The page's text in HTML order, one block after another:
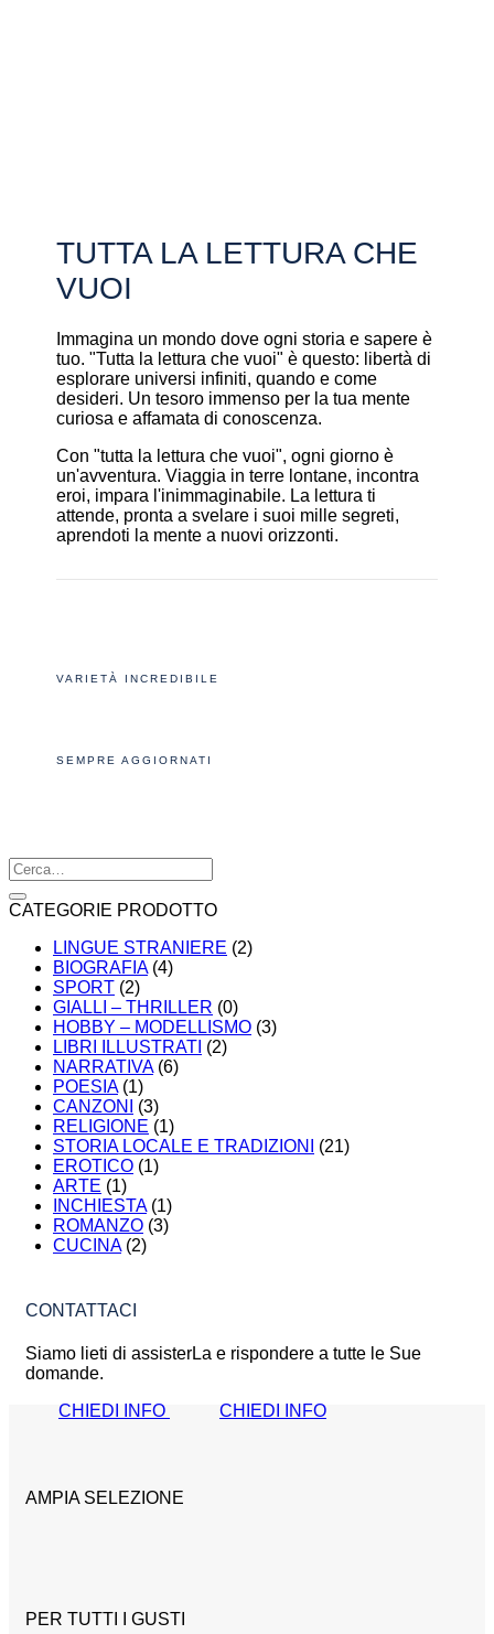
TUTTA LA LETTURA CHE
VUOI
Immagina un mondo dove ogni storia e sapere è
tuo. "Tutta la lettura che vuoi" è questo: libertà di
esplorare universi infiniti, quando e come
desideri. Un tesoro immenso per la tua mente
curiosa e affamata di conoscenza.
Con "tutta la lettura che vuoi", ogni giorno è
un'avventura. Viaggia in terre lontane, incontra
eroi, impara l'inimmaginabile. La lettura ti
attende, pronta a svelare i suoi mille segreti,
aprendoti la mente a nuovi orizzonti.
VARIETÀ INCREDIBILE
SEMPRE AGGIORNATI
Cerca:
CATEGORIE PRODOTTO
LINGUE STRANIERE (2)
BIOGRAFIA (4)
SPORT (2)
GIALLI – THRILLER (0)
HOBBY – MODELLISMO (3)
LIBRI ILLUSTRATI (2)
NARRATIVA (6)
POESIA (1)
CANZONI
(3)
RELIGIONE (1)
STORIA LOCALE E TRADIZIONI
(21)
EROTICO (1)
ARTE (1)
INCHIESTA (1)
ROMANZO (3)
CUCINA (2)
CONTATTACI
Siamo lieti di assisterLa e rispondere a tutte le Sue
domande.
CHIEDI INFO
CHIEDI INFO
AMPIA SELEZIONE
PER TUTTI I GUSTI